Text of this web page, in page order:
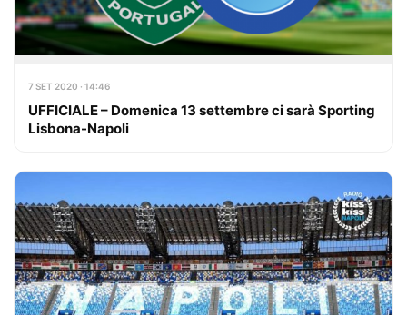
7 SET 2020 · 14:46
UFFICIALE – Domenica 13 settembre ci sarà Sporting
Lisbona-Napoli